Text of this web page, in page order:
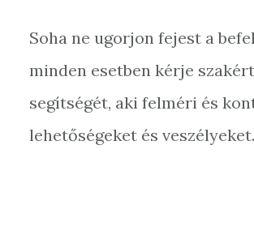
Soha ne ugorjon fejest a
minden esetben kérje
segítségét, aki felméri és
lehetőségeket és veszélyeket.